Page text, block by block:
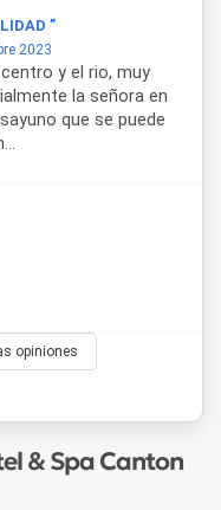
”
2023
y el rio, muy
la señora en
que se puede
opiniones
& Spa Canton